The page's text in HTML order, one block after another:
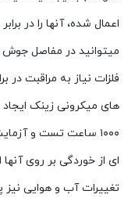
اعمال شده، آنها را در
میتوانید در مفاصل
فلزات نیاز به مراقبت در
های میکرونی زینک
۱۰۰۰ ساعت تست و
ای از خوردگی بر روی آنها
تغییرات آب و هوایی نیز